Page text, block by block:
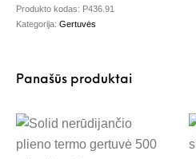
Produkto kodas: P436.91
Kategorija:Gertuvės
Panašūs produktai